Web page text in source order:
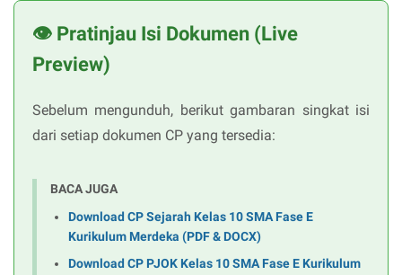
👁️ Pratinjau Isi Dokumen (Live
Preview)
Sebelum mengunduh, berikut gambaran singkat isi
dari setiap dokumen CP yang tersedia:
BACA JUGA
Download CP Sejarah Kelas 10 SMA Fase E
Kurikulum Merdeka (PDF & DOCX)
Download CP PJOK Kelas 10 SMA Fase E Kurikulum